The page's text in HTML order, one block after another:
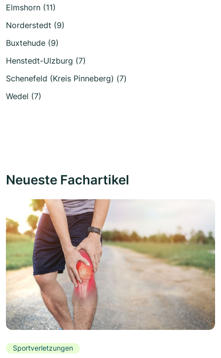
Elmshorn (11)
Norderstedt (9)
Buxtehude (9)
Henstedt-Ulzburg (7)
Schenefeld (Kreis Pinneberg) (7)
Wedel (7)
Neueste Fachartikel
Sportverletzungen